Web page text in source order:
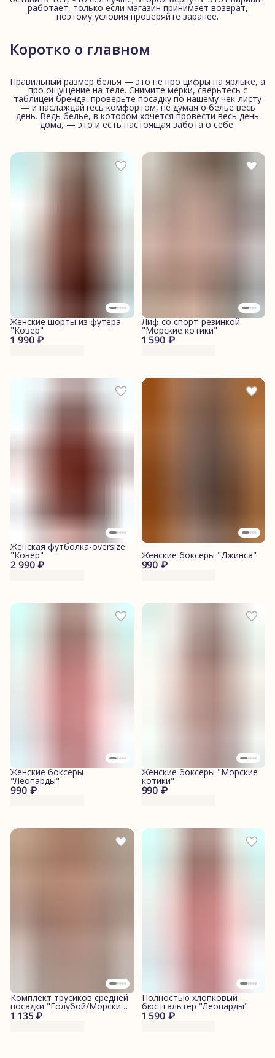
работает, только если магазин принимает возврат,
поэтому условия проверяйте заранее.
Коротко о главном
Правильный размер белья — это не про цифры на ярлыке, а
про ощущение на теле. Снимите мерки, сверьтесь с
таблицей бренда, проверьте посадку по нашему чек-листу
— и наслаждайтесь комфортом, не думая о белье весь
день. Ведь белье, в котором хочется провести весь день
дома, — это и есть настоящая забота о себе.
1 990 ₽
Женские шорты из футера
"Ковер"
1 590 ₽
Лиф со спорт-резинкой
"Морские котики"
2 990 ₽
Женская футболка-oversize
"Ковер"
990 ₽
Женские боксеры "Джинса"
990 ₽
Женские боксеры
"Леопарды"
990 ₽
Женские боксеры "Морские
котики"
1 135 ₽
Комплект трусиков средней
посадки "Голубой/Морские
котики" 1 590 ₽
Полностью хлопковый
бюстгальтер "Леопарды"